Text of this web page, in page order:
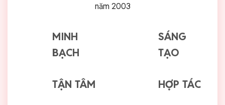
năm 2003
MINH
BẠCH
SÁNG
TẠO
TẬN TÂM HỢP TÁC